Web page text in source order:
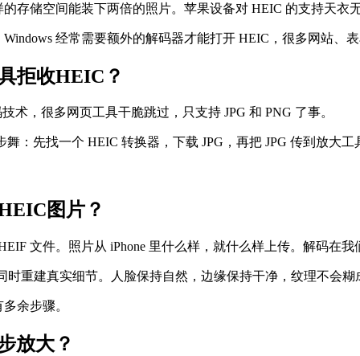
存储空间能装下两倍的照片。苹果设备对 HEIC 的支持天衣
经常需要额外的解码器才能打开 HEIC，很多网站、表
拒收HEIC？
术，很多网页工具干脆跳过，只支持 JPG 和 PNG 了事。
舞：先找一个 HEIC 转换器，下载 JPG，再把 JPG 传到放大
图片？
文件。照片从 iPhone 里什么样，就什么样上传。解码在
时重建真实细节。人脸保持自然，边缘保持干净，纹理不会
余步骤。
放大？